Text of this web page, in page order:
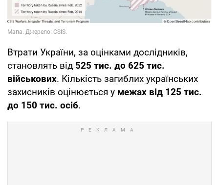
Втрати України, за оцінками дослідників,
становлять від 525 тис. до 625 тис.
військових. Кількість загиблих українських
захисників оцінюється у межах від 125 тис.
до 150 тис. осіб.